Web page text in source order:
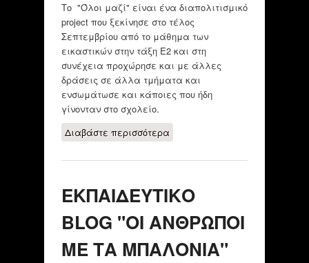
Το "Όλοι μαζί" είναι ένα διαπολιτισμικό
project που ξεκίνησε στο τέλος
Σεπτεμβρίου από το μάθημα των
εικαστικών στην τάξη Ε2 και στη
συνέχεια προχώρησε και με άλλες
δράσεις σε άλλα τμήματα και
ενσωμάτωσε και κάποιες που ήδη
γίνονταν στο σχολείο.
Διαβάστε περισσότεραγια ΟΛΟΙ ΜΑΖΙ!
PROJECT ΓΙΑ ΤΗΝ
ΕΚΠΑΙΔΕΥΤΙΚΟ
BLOG "ΟΙ ΑΝΘΡΩΠΟΙ
ΜΕ ΤΑ ΜΠΑΛΟΝΙΑ"